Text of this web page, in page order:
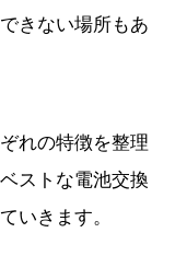
きない場所もあ
れの特徴を整理
ストな電池交換
いきます。